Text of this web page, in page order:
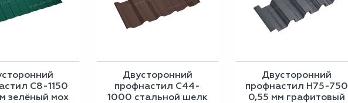
С8-1150
зелёный мох
Двусторонний
профнастил С44-
1000 стальной шелк
Двусторонний
профнастил Н75-750
0,55 мм графитовый